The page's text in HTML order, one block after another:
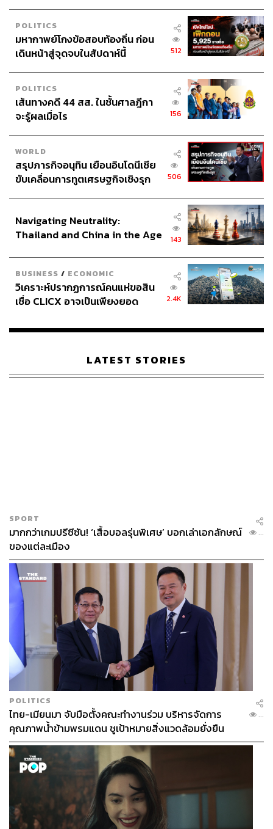
POLITICS
มหากาพย์โกงข้อสอบท้องถิ่น ก่อน
เดินหน้าสู่จุดจบในสัปดาห์นี้
512
POLITICS
เส้นทางคดี 44 สส. ในชั้นศาลฎีกา
จะรู้ผลเมื่อไร
156
WORLD
สรุปภารกิจอนุทิน เยือนอินโดนีเซีย
ขับเคลื่อนการทูตเศรษฐกิจเชิงรุก
506
Navigating Neutrality:
Thailand and China in the Age
143
BUSINESS / ECONOMIC
วิเคราะห์ปรากฏการณ์คนแห่ขอสิน
เชื่อ CLICX อาจเป็นเพียงยอด
เรือนไทยที่ถูกซุกไว้
2.4K
LATEST STORIES
SPORT
มากกว่าเกมปรีซีซัน! ‘เสื้อบอลรุ่นพิเศษ’ บอกเล่าเอกลักษณ์
ของแต่ละเมือง
...
POLITICS
ไทย-เมียนมา จับมือตั้งคณะทำงานร่วม บริหารจัดการ
คุณภาพน้ำข้ามพรมแดน ชูเป้าหมายสิ่งแวดล้อมยั่งยืน
...